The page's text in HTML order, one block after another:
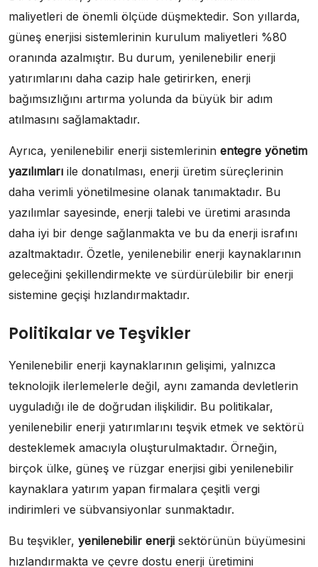
maliyetleri de önemli ölçüde düşmektedir. Son yıllarda,
güneş enerjisi sistemlerinin kurulum maliyetleri %80
oranında azalmıştır. Bu durum, yenilenebilir enerji
yatırımlarını daha cazip hale getirirken, enerji
bağımsızlığını artırma yolunda da büyük bir adım
atılmasını sağlamaktadır.
Ayrıca, yenilenebilir enerji sistemlerinin entegre yönetim
yazılımları ile donatılması, enerji üretim süreçlerinin
daha verimli yönetilmesine olanak tanımaktadır. Bu
yazılımlar sayesinde, enerji talebi ve üretimi arasında
daha iyi bir denge sağlanmakta ve bu da enerji israfını
azaltmaktadır. Özetle, yenilenebilir enerji kaynaklarının
geleceğini şekillendirmekte ve sürdürülebilir bir enerji
sistemine geçişi hızlandırmaktadır.
Politikalar ve Teşvikler
Yenilenebilir enerji kaynaklarının gelişimi, yalnızca
teknolojik ilerlemelerle değil, aynı zamanda devletlerin
uyguladığı ile de doğrudan ilişkilidir. Bu politikalar,
yenilenebilir enerji yatırımlarını teşvik etmek ve sektörü
desteklemek amacıyla oluşturulmaktadır. Örneğin,
birçok ülke, güneş ve rüzgar enerjisi gibi yenilenebilir
kaynaklara yatırım yapan firmalara çeşitli vergi
indirimleri ve sübvansiyonlar sunmaktadır.
Bu teşvikler, yenilenebilir enerji sektörünün büyümesini
hızlandırmakta ve çevre dostu enerji üretimini